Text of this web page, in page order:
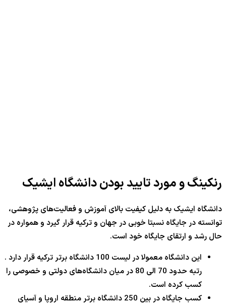
رنکینگ و مورد تایید بودن دانشگاه ایشیک
دانشگاه ایشیک به دلیل کیفیت بالای آموزش و فعالیت‌های پژوهشی،
توانسته در جایگاه نسبتا خوبی در جهان و ترکیه قرار گیرد و همواره در
حال رشد و ارتقای جایگاه خود است.
این دانشگاه معمولا در لیست 100 دانشگاه برتر ترکیه قرار دارد .
رتبه حدود 70 الی 80 در میان دانشگاه‌های دولتی و خصوصی را
کسب کرده است.
کسب جایگاه در بین 250 دانشگاه برتر منطقه اروپا و آسیای